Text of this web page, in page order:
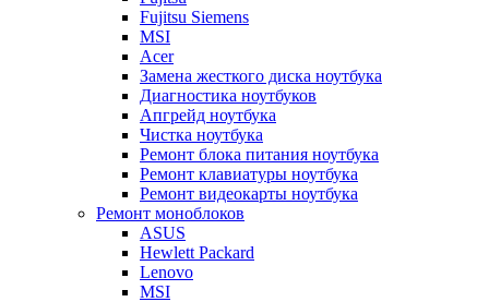
Fujitsu Siemens
MSI
Acer
Замена жесткого диска ноутбука
Диагностика ноутбуков
Апгрейд ноутбука
Чистка ноутбука
Ремонт блока питания ноутбука
Ремонт клавиатуры ноутбука
Ремонт видеокарты ноутбука
Ремонт моноблоков
ASUS
Hewlett Packard
Lenovo
MSI